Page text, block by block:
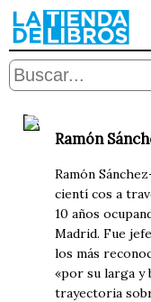
Ramón
Ramón
cientí cos a
10 años
Madrid. Fue
los más
«por su larga y
trayectoria